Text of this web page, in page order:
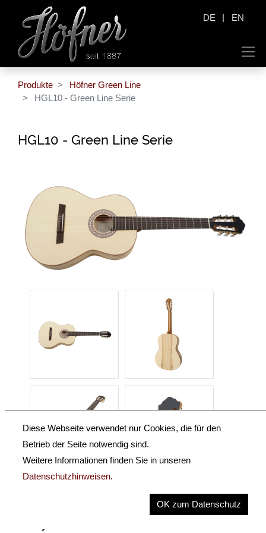
DE | EN
Produkte
Höfner Green Line
HGL10 - Green Line Serie
HGL10 - Green Line Serie
Diese Webseite verwendet nur Cookies, die für den
Betrieb der Seite notwendig sind.
Weitere Informationen finden Sie in unseren
Datenschutzhinweisen.
OK zum Datenschutz